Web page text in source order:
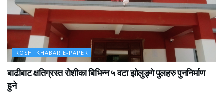
ROSHI KHABAR E-PAPER
बाढीबाट क्षतिग्रस्त रोशीका बिभिन्न ५ वटा झोलुङ्गे पुलहरु पुननिर्माण
हुने